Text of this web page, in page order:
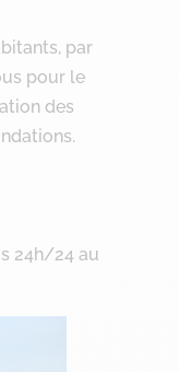
par
pour le
des
24h/24 au